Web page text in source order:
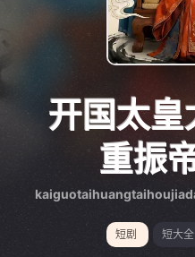
gt 0"}
开国太皇
重振
短剧 短大全